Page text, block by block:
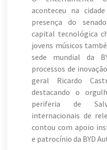
aconteceu na
presença do
capital tecnológica
jovens músicos
sede mundial da
processos de
geral Ricardo
destacando o
periferia de
internacionais de
contou com apoio
e patrocínio da BYD